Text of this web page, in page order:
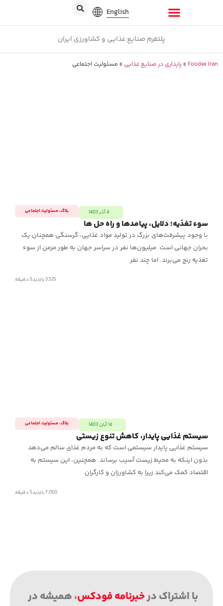
English
پلتفرم صنایع غذایی و کشاورزی ایران
Foodex Iran
» پایداری در صنایع غذایی » مسئولیت اجتماعی
بلاگ،مسئولیت اجتماعی 4 آذر 1403
سوء تغذیه؛ دلایل، پیامدها و راه حل ها
با وجود پیشرفت‌های بزرگ در تولید مواد غذایی، گرسنگی همچنان یک
بحران جهانی است. میلیون‌ها نفر در سراسر جهان به طور مزمن از سوء
تغذیه رنج می‌برند. اما چند نفر
3,525 بازدید 5دقیقه
بلاگ،مسئولیت اجتماعی 14 آبان 1403
سیستم غذایی پایدار، کاهش تنوع زیستی
سیستم غذایی پایدار سیستمی است که به مردم غذای سالم می‌دهد
بدون اینکه به محیط زیست آسیب برساند. همچنین، این سیستم به
اقتصاد کمک می‌کند زیرا به کشاورزان و کارگران
7,050 بازدید 5دقیقه
با اشتراک درخبرنامه فودکس، همیشه در